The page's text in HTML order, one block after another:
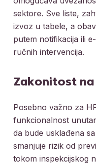
sektore. Sve liste,
izvoz u tabele, a
putem notifikacija ili
ručnih intervencija.
Zakonitost na
Posebno važno za
funkcionalnost
da bude usklađena
smanjuje rizik od
tokom inspekcijskog